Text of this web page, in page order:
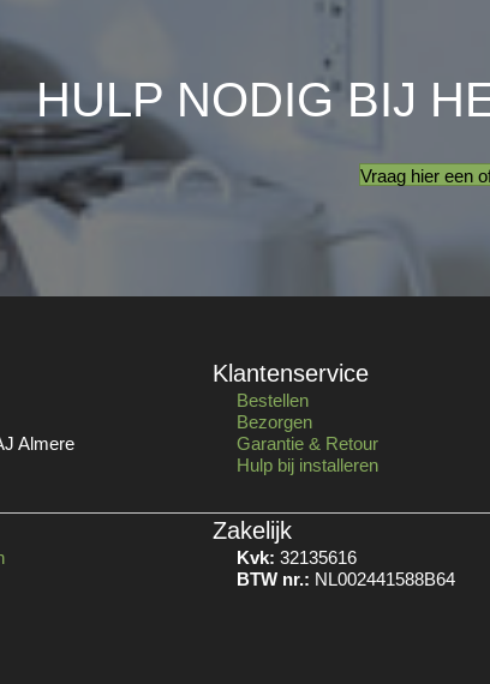
HULP NODIG BIJ
Vraag hier een
Almere
Klantenservice
Bestellen
Bezorgen
Garantie & Retour
Hulp bij installeren
Zakelijk
Kvk: 32135616
BTW nr.: NL002441588B64